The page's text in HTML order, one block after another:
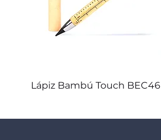
Vista rápida
Lápiz Bambú Touch BEC46